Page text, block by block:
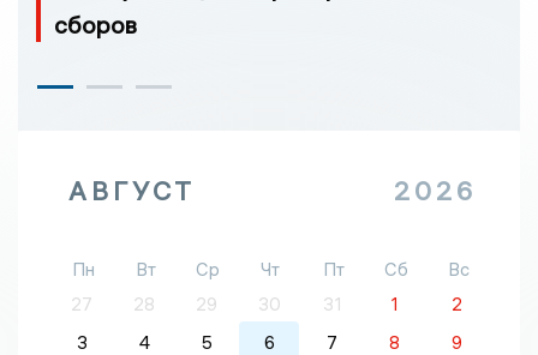
сборов
АВГУСТ 2026
Пн Вт Ср Чт Пт Сб
Вс
27
28 29 30 31 1
2
3
4 5 6 7 8
9